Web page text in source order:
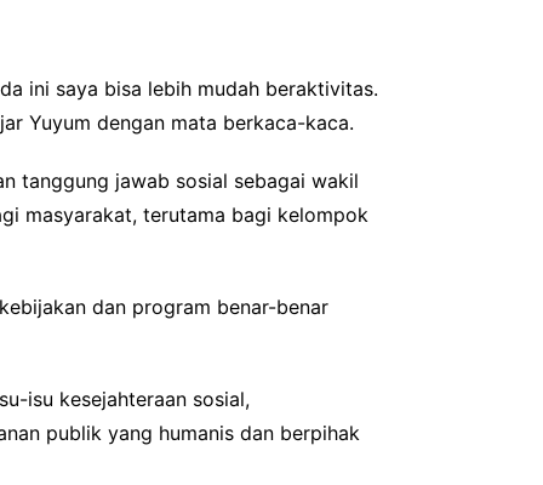
ini saya bisa lebih mudah beraktivitas.
Yuyum dengan mata berkaca-kaca.
tanggung jawab sosial sebagai wakil
masyarakat, terutama bagi kelompok
dan program benar-benar
isu kesejahteraan sosial,
publik yang humanis dan berpihak